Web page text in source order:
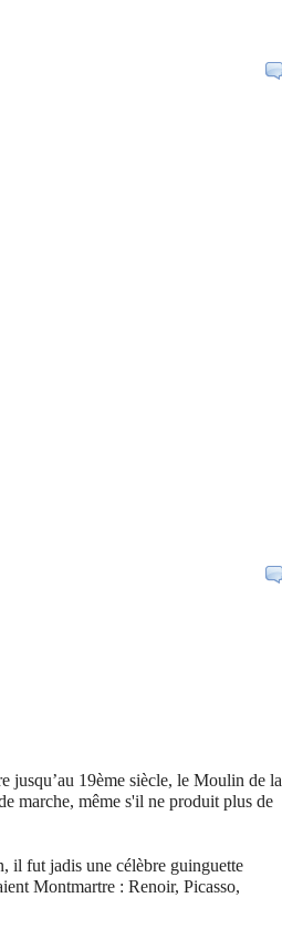
jusqu’au 19ème siècle, le Moulin de la
marche, même s'il ne produit plus de
il fut jadis une célèbre guinguette
Montmartre : Renoir, Picasso,